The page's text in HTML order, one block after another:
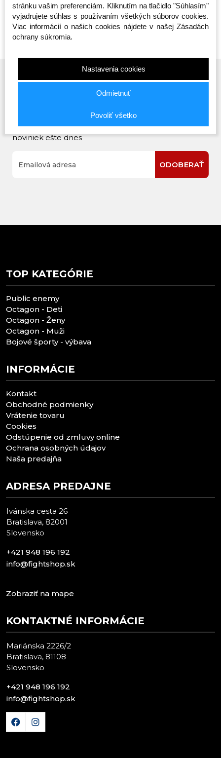
Prihláste sa na odber noviniek
Buďte prvý, kto to vie. Zaregistrujte sa na odber
noviniek ešte dnes
ODOBERAŤ
TOP KATEGÓRIE
Public enemy
Octagon - Deti
Octagon - Ženy
Octagon - Muži
Bojové športy - výbava
INFORMÁCIE
Kontakt
Obchodné podmienky
Vrátenie tovaru
Cookies
Odstúpenie od zmluvy online
Ochrana osobných údajov
Naša predajňa
ADRESA PREDAJNE
Ivánska cesta 26
Bratislava, 82001
Slovensko
+421 948 196 192
info@fightshop.sk
Zobraziť na mape
KONTAKTNÉ INFORMÁCIE
Mariánska 2226/2
Bratislava, 81108
Slovensko
+421 948 196 192
info@fightshop.sk
stránku vašim preferenciám. Kliknutím na tlačidlo "Súhlasím"
vyjadrujete súhlas s používaním všetkých súborov cookies.
Viac informácií o našich cookies nájdete v našej Zásadách
ochrany súkromia.
Nastavenia cookies
Odmietnuť
Povoliť všetko